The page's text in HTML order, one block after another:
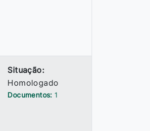
Situação:
Homologado
Documentos: 1